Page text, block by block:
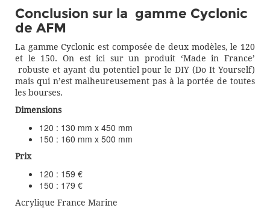
Conclusion sur la gamme Cyclonic
de AFM
La gamme Cyclonic est composée de deux modèles, le 120
et le 150. On est ici sur un produit ‘Made in France’
robuste et ayant du potentiel pour le DIY (Do It Yourself)
mais qui n’est malheureusement pas à la portée de toutes
les bourses.
Dimensions
120 : 130 mm x 450 mm
150 : 160 mm x 500 mm
Prix
120 : 159 €
150 : 179 €
Acrylique France Marine